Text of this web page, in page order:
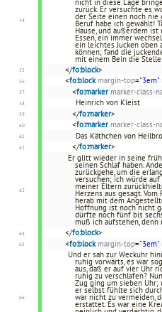
nicht in diese Lage
zurück. Er versuchte es
der Seite einen noch nie
Beruf habe ich gewählt!
Hause, und außerdem
Essen, ein immer
ein leichtes Jucken oben
können; fand die
mit einem Bein die
</fo:block>
<fo:block margin-top="3em"
<fo:marker marker-class-
Heinrich von Kleist
</fo:marker>
<fo:marker marker-class-
Das Käthchen von
</fo:marker>
Er glitt wieder in seine
seinen Schlaf haben.
zurückgehe, um die
versuchen; ich würde
meiner Eltern
Herzens aus gesagt.
herab mit dem
Hoffnung ist noch nicht
dürfte noch fünf bis
muß ich aufstehen,
</fo:block>
<fo:block margin-top="3em"
Und er sah zur Weckuhr
ruhig vorwärts, es war
aus, daß er auf vier Uhr
ruhig zu verschlafen?
Zug ging um sieben Uhr;
er selbst fühlte sich
war nicht zu vermeiden,
erstattet. Es war eine